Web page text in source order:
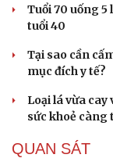
Săn Tour
check-in
Tuổi 70 uống 5
tuổi 40
Tại sao cần
mục đích y tế?
Loại lá vừa
sức khoẻ càng
QUAN SÁT